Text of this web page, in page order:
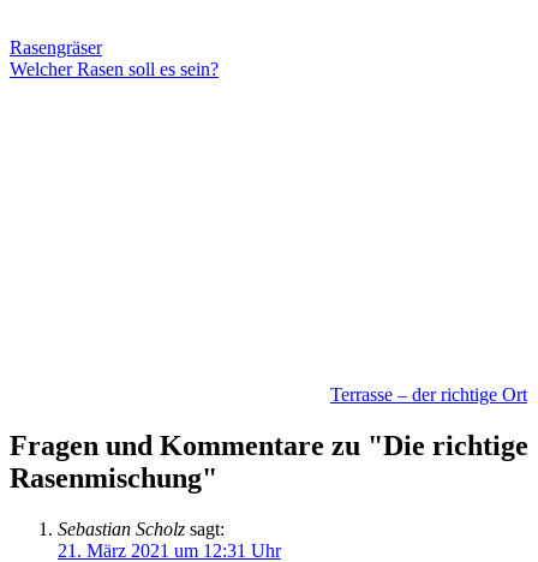
Rasengräser
Welcher Rasen soll es sein?
Terrasse – der richtige Ort
Fragen und Kommentare zu "Die richtige
Rasenmischung"
Sebastian Scholz sagt:
21. März 2021 um 12:31 Uhr